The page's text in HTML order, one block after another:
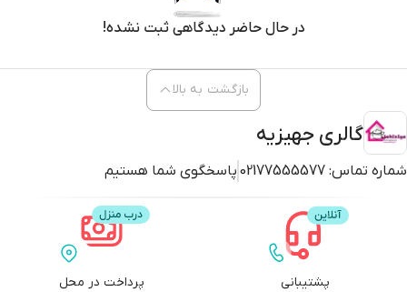
در حال حاضر دیدگاهی ثبت نشده!
گالری جهیزیه
شماره تماس: 02177555577 پاسخگوی شما هستیم
بازگشت به بالا
پشتیبانی پرداخت در محل